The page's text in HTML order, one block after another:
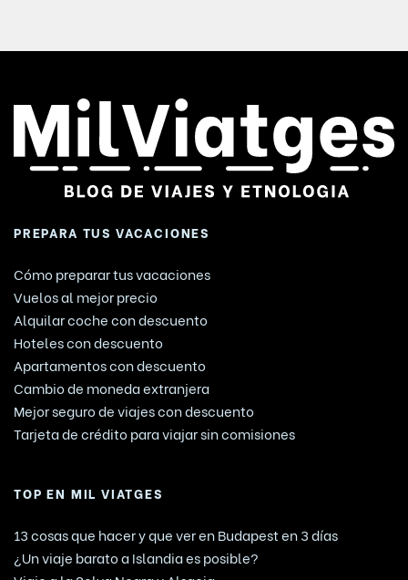
PREPARA TUS VACACIONES
Cómo preparar tus vacaciones
Vuelos al mejor precio
Alquilar coche con descuento
Hoteles con descuento
Apartamentos con descuento
Cambio de moneda extranjera
Mejor seguro de viajes con descuento
Tarjeta de crédito para viajar sin comisiones
TOP EN MIL VIATGES
13 cosas que hacer y que ver en Budapest en 3 días
¿Un viaje barato a Islandia es posible?